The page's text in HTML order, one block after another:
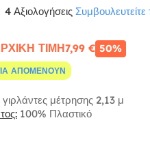
4 Αξιολογήσεις Συμβουλευτείτε
ΤΙΜΉ7,99 € 50%
ΑΠΟΜΈΝΟΥΝ
μέτρησης 2,13 μ
100% Πλαστικό